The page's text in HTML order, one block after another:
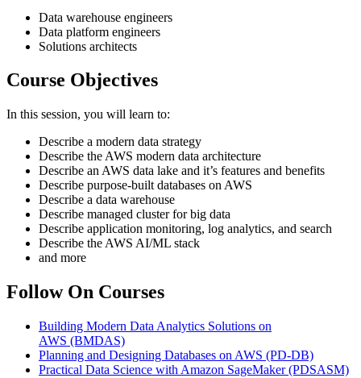
Data warehouse engineers
Data platform engineers
Solutions architects
Course Objectives
In this session, you will learn to:
Describe a modern data strategy
Describe the AWS modern data architecture
Describe an AWS data lake and it’s features and benefits
Describe purpose-built databases on AWS
Describe a data warehouse
Describe managed cluster for big data
Describe application monitoring, log analytics, and search
Describe the AWS AI/ML stack
and more
Follow On Courses
Building Modern Data Analytics Solutions on
AWS (BMDAS)
Planning and Designing Databases on AWS (PD-DB)
Practical Data Science with Amazon SageMaker(PDSASM)